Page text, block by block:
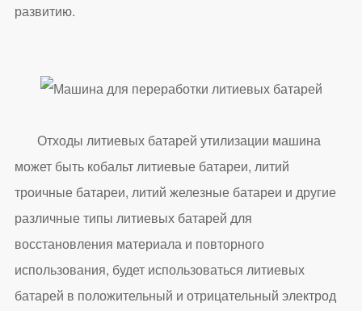
развитию.
Отходы литиевых батарей утилизации машина
может быть кобальт литиевые батареи, литий
троичные батареи, литий железные батареи и другие
различные типы литиевых батарей для
восстановления материала и повторного
использования, будет использоваться литиевых
батарей в положительный и отрицательный электрод